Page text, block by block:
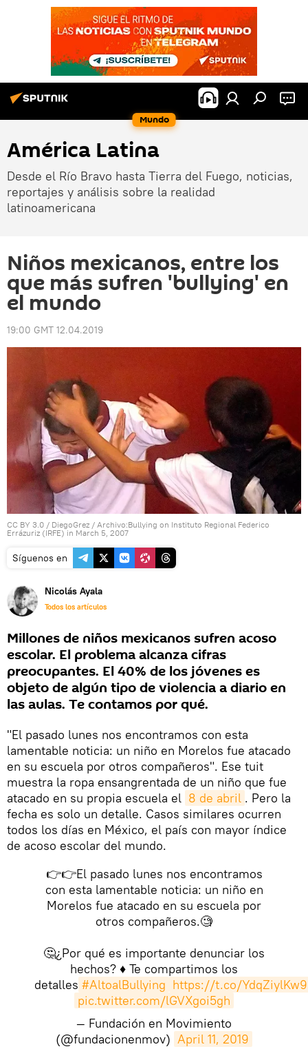
Mundo
América Latina
Desde el Río Bravo hasta Tierra del Fuego, noticias,
reportajes y análisis sobre la realidad
latinoamericana
Niños mexicanos, entre los
que más sufren 'bullying' en
el mundo
19:00 GMT 12.04.2019
CC BY 3.0 / DiegoGrez / Archivo:Bullying on Instituto Regional Federico
Errázuriz (IRFE) in March 5, 2007
Síguenos en
Nicolás Ayala
Todos los artículos
Millones de niños mexicanos sufren acoso
escolar. El problema alcanza cifras
preocupantes. El 40% de los jóvenes es
objeto de algún tipo de violencia a diario en
las aulas. Te contamos por qué.
"El pasado lunes nos encontramos con esta
lamentable noticia: un niño en Morelos fue atacado
en su escuela por otros compañeros". Ese tuit
muestra la ropa ensangrentada de un niño que fue
atacado en su propia escuela el 8 de abril . Pero la
fecha es solo un detalle. Casos similares ocurren
todos los días en México, el país con mayor índice
de acoso escolar del mundo.
👉👉El pasado lunes nos encontramos
con esta lamentable noticia: un niño en
Morelos fue atacado en su escuela por
otros compañeros.🧐
🤔¿Por qué es importante denunciar los
hechos? ♦️ Te compartimos los
detalles #AltoalBullying https://t.co/YdqZiylKw9
pic.twitter.com/lGVXgoi5gh
— Fundación en Movimiento
(@fundacionenmov) April 11, 2019